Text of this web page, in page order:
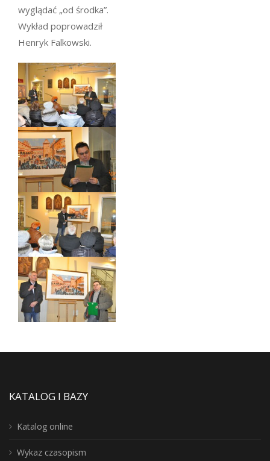
wyglądać „od środka”.
Wykład poprowadził
Henryk Falkowski.
KATALOG I BAZY
Katalog online
Wykaz czasopism